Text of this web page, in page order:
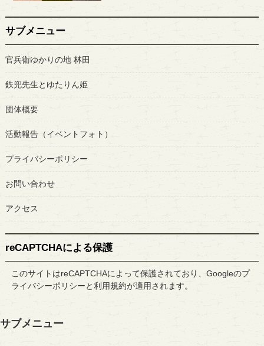
サブメニュー
官兵衛ゆかりの地 林田
鉄兜先生とゆたりん姫
団体概要
活動報告（イベントフォト）
プライバシーポリシー
お問い合わせ
アクセス
reCAPTCHAによる保護
このサイトはreCAPTCHAによって保護されており、Googleのプ
ライバシーポリシーと利用規約が適用されます。
サブメニュー